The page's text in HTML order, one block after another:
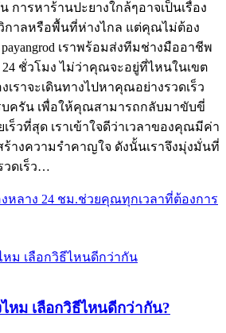
การหาร้านปะยางใกล้ๆอาจเป็นเรื่อง
กาลหรือพื้นที่ห่างไกล แต่คุณไม่ต้อง
เราพร้อมส่งทีมช่างมืออาชีพ
ชั่วโมง ไม่ว่าคุณจะอยู่ที่ไหนในเขต
เราจะเดินทางไปหาคุณอย่างรวดเร็ว
ครัน เพื่อให้คุณสามารถกลับมาขับขี่
ร็วที่สุด เราเข้าใจดีว่าเวลาของคุณมีค่า
างความรำคาญใจ ดังนั้นเราจึงมุ่งมั่นที่
วดเร็ว…
หลาง 24 ชม.ช่วยคุณทุกเวลาที่ต้องการ
หม เลือกวิธีไหนดีกว่ากัน?